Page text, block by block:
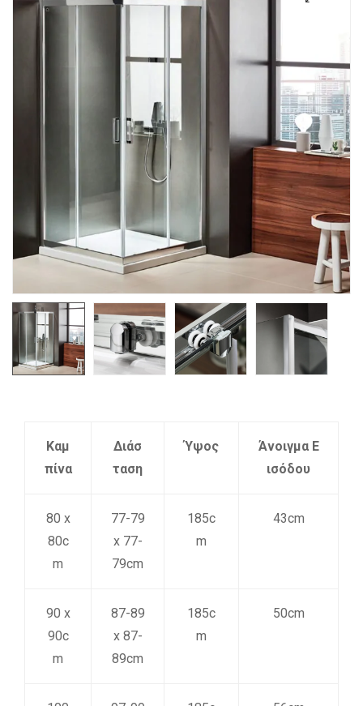
Καμ
πίνα
Διάσ
ταση
Ύψος
Άνοιγμα Ε
ισόδου
80 x
80c
m
77-79
x 77-
79cm
185c
m
43cm
90 x
90c
m
87-89
x 87-
89cm
185c
m
50cm